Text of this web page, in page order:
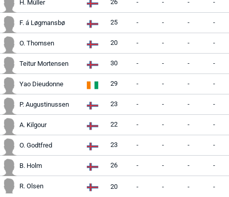
H. Müller 26 - - - -
F. á Løgmansbø 25 - - - -
O. Thomsen 20 - - - -
Teitur Mortensen 30 - - - -
Yao Dieudonne 29 - - - -
P. Augustinussen 23 - - - -
A. Kilgour 22 - - - -
O. Godtfred 23 - - - -
B. Holm 26 - - - -
R. Olsen 20 - - - -